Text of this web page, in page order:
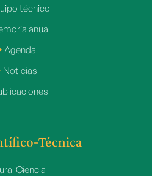
técnico
anual
Agenda
Noticias
Técnica
Ciencia